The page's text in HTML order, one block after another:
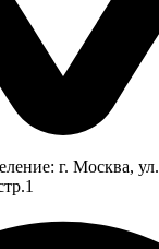
г. Москва, ул.